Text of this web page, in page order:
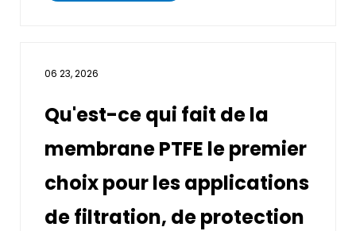
06 23, 2026
Qu'est-ce qui fait de la
membrane PTFE le premier
choix pour les applications
de filtration, de protection